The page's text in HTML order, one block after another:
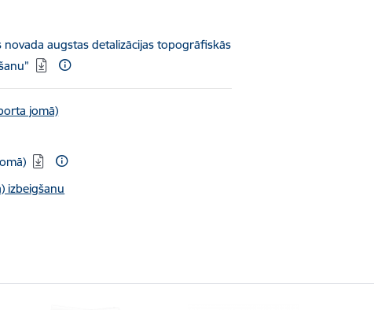
novada augstas detalizācijas topogrāfiskās
jomā)
izbeigšanu